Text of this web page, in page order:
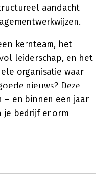
aandacht
kernteam, het
leiderschap, en het
organisatie waar
nieuws? Deze
– en binnen een jaar
je bedrijf enorm